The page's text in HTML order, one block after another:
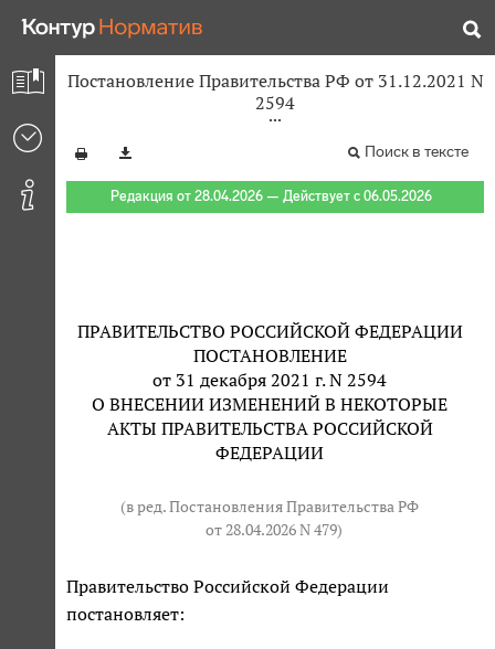
Постановление Правительства РФ от 31.12.2021 N
2594
Поиск в тексте
Редакция от 28.04.2026 — Действует с 06.05.2026
ПРАВИТЕЛЬСТВО РОССИЙСКОЙ ФЕДЕРАЦИИ
ПОСТАНОВЛЕНИЕ
от 31 декабря 2021 г. N 2594
О ВНЕСЕНИИ ИЗМЕНЕНИЙ В НЕКОТОРЫЕ
АКТЫ ПРАВИТЕЛЬСТВА РОССИЙСКОЙ
ФЕДЕРАЦИИ
(в ред. Постановления Правительства РФ
от 28.04.2026 N 479)
Правительство Российской Федерации
постановляет: